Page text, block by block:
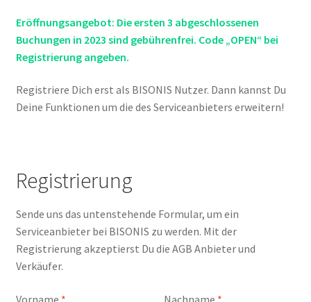
Eröffnungsangebot: Die ersten 3 abgeschlossenen
Buchungen in 2023 sind gebührenfrei. Code „OPEN“ bei
Registrierung angeben.
Registriere Dich erst als BISONIS Nutzer. Dann kannst Du
Deine Funktionen um die des Serviceanbieters erweitern!
Registrierung
Sende uns das untenstehende Formular, um ein
Serviceanbieter bei BISONIS zu werden. Mit der
Registrierung akzeptierst Du die AGB Anbieter und
Verkäufer.
Vorname * Nachname *